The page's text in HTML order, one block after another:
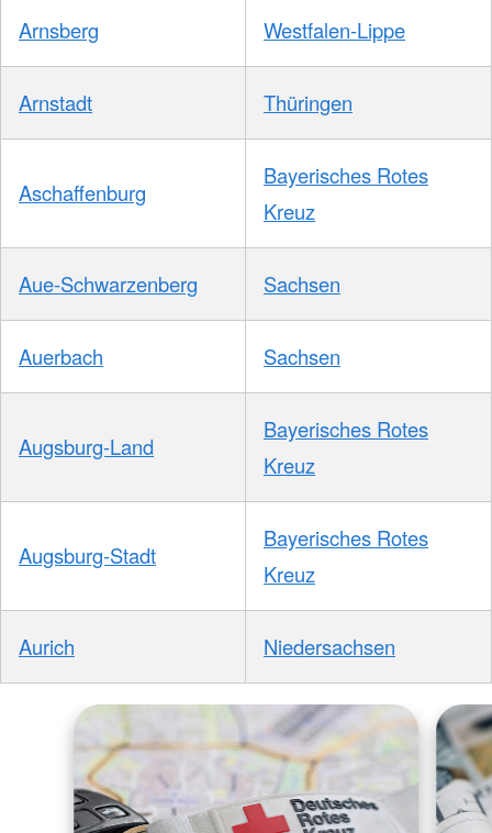
Arnsberg Westfalen-Lippe
Arnstadt Thüringen
Aschaffenburg
Bayerisches Rotes
Kreuz
Aue-Schwarzenberg Sachsen
Auerbach Sachsen
Augsburg-Land
Bayerisches Rotes
Kreuz
Augsburg-Stadt
Bayerisches Rotes
Kreuz
Aurich Niedersachsen